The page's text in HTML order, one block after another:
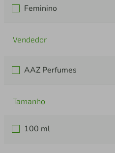
Feminino
AAZ Perfumes
Tamanho
100 ml